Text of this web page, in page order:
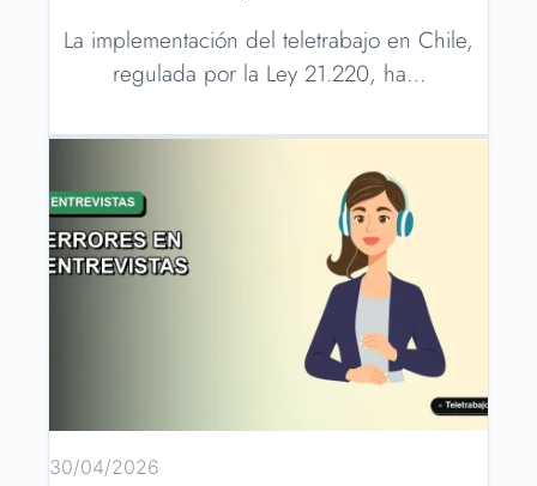
La implementación del teletrabajo en Chile,
regulada por la Ley 21.220, ha…
30/04/2026